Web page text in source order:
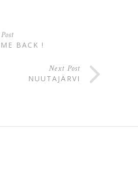
BACK !
Next Post
NUUTAJÄRVI